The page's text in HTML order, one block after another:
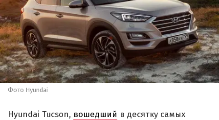
Фото Hyundai
Hyundai Tucson, вошедший в десятку самых